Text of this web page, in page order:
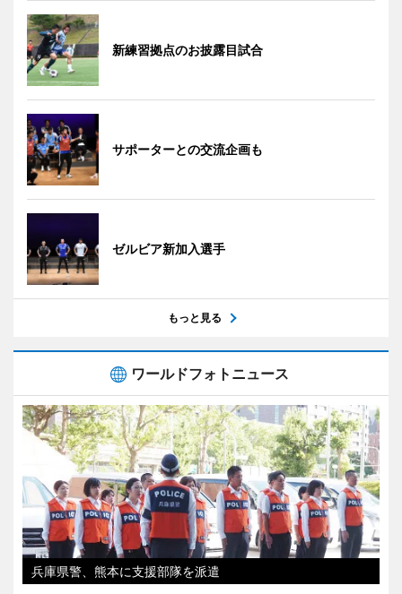
新練習拠点のお披露目試合
サポーターとの交流企画も
ゼルビア新加入選手
もっと見る
ワールドフォトニュース
兵庫県警、熊本に支援部隊を派遣